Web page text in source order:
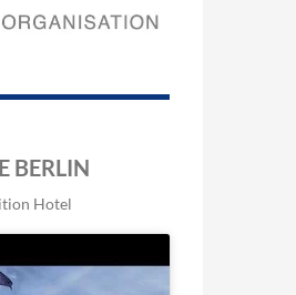
BERLIN
Hotel